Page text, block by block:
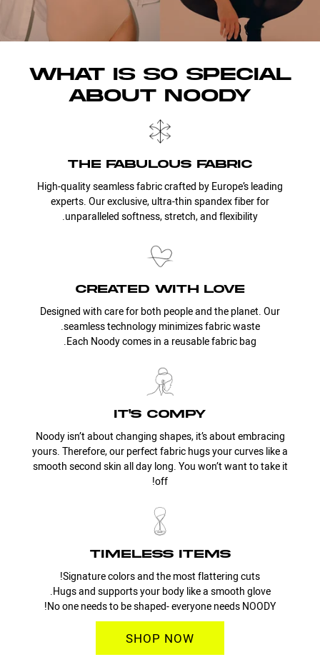
WHAT IS SO SPECIAL
ABOUT NOODY
the fabulous fabric
High-quality seamless fabric crafted by Europe’s leading
experts. Our exclusive, ultra-thin spandex fiber for
unparalleled softness, stretch, and flexibility.
created with love
Designed with care for both people and the planet. Our
seamless technology minimizes fabric waste.
Each Noody comes in a reusable fabric bag.
it's compy
Noody isn’t about changing shapes, it’s about embracing
yours. Therefore, our perfect fabric hugs your curves like a
smooth second skin all day long. You won’t want to take it
off!
timeless items
Signature colors and the most flattering cuts!
Hugs and supports your body like a smooth glove.
No one needs to be shaped- everyone needs NOODY!
SHOP NOW